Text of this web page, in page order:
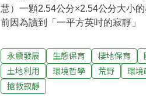
慧）一顆2.54公分×2.54公分大小
前因為讀到「一平方英吋的寂靜」
錄音師，得獎無數經驗豐富。在戈
棒的錄音地點是美國奧林匹克國家
安酋長送給他的石頭，放在這個最
然聲境（soundscape）的目標。
永續發展 生態保育 棲地保育
土地利用
環境哲學 荒野 環境
搶救寂靜